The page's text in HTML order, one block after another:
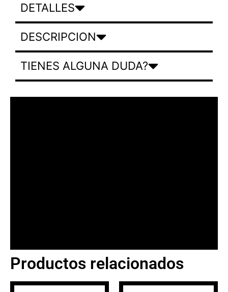
DETALLES
DESCRIPCION
TIENES ALGUNA DUDA?
BANNER CON
PROMOCIONES 1
Productos relacionados